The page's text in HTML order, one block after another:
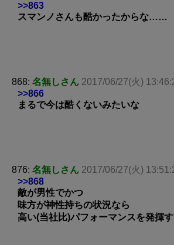
>>863
スマンノさんも酷かったからな……
868: 名無しさん 2017/06/27(火)
>>866
まるで今は酷くないみたいな
876: 名無しさん 2017/06/27(火)
>>868
敵が男性でかつ
味方が神性持ちの状況なら
高い(当社比)パフォーマンスを発揮